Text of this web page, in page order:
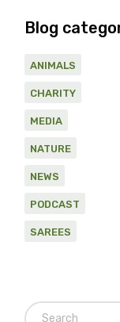
Blog
ANIMALS
CHARITY
MEDIA
NATURE
NEWS
PODCAST
SAREES
Search